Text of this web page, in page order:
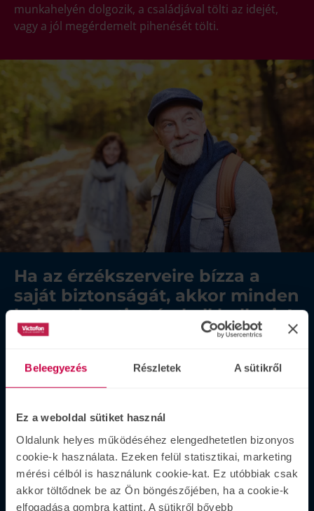
Beleegyezés Részletek A sütikről
Ez a weboldal sütiket használ
Oldalunk helyes működéséhez elengedhetetlen bizonyos
cookie-k használata. Ezeken felül statisztikai, marketing
mérési célból is használunk cookie-kat. Ez utóbbiak csak
akkor töltődnek be az Ön böngészőjében, ha a cookie-k
elfogadása gombra kattint. A sütikről bővebb
munkahelyén dolgozik, a családjával tölti az idejét,
vagy a jól megérdemelt pihenését tölti.
Ha az érzékszerveire bízza a
saját biztonságát, akkor minden
helyzetben tisztán kell hallania!
MotionCore technológiát használják, hogy mindig
hallja, ami fontos Önnek.
Úgy lettek tervezve, hogy tartósak, praktikusak és
könnyen kezelhetőek legyenek. Szinte minden
modellünk újratölthető, így minden helyzetben
számíthat a Rexton hallókészülékre anélkül, hogy az
elemek miatt kellene aggódnia.